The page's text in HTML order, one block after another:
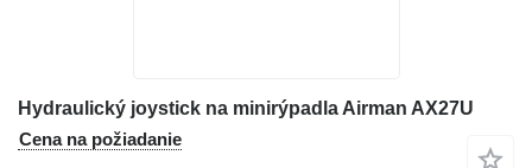
Hydraulický joystick na minirýpadla Airman AX27U
Cena na požiadanie